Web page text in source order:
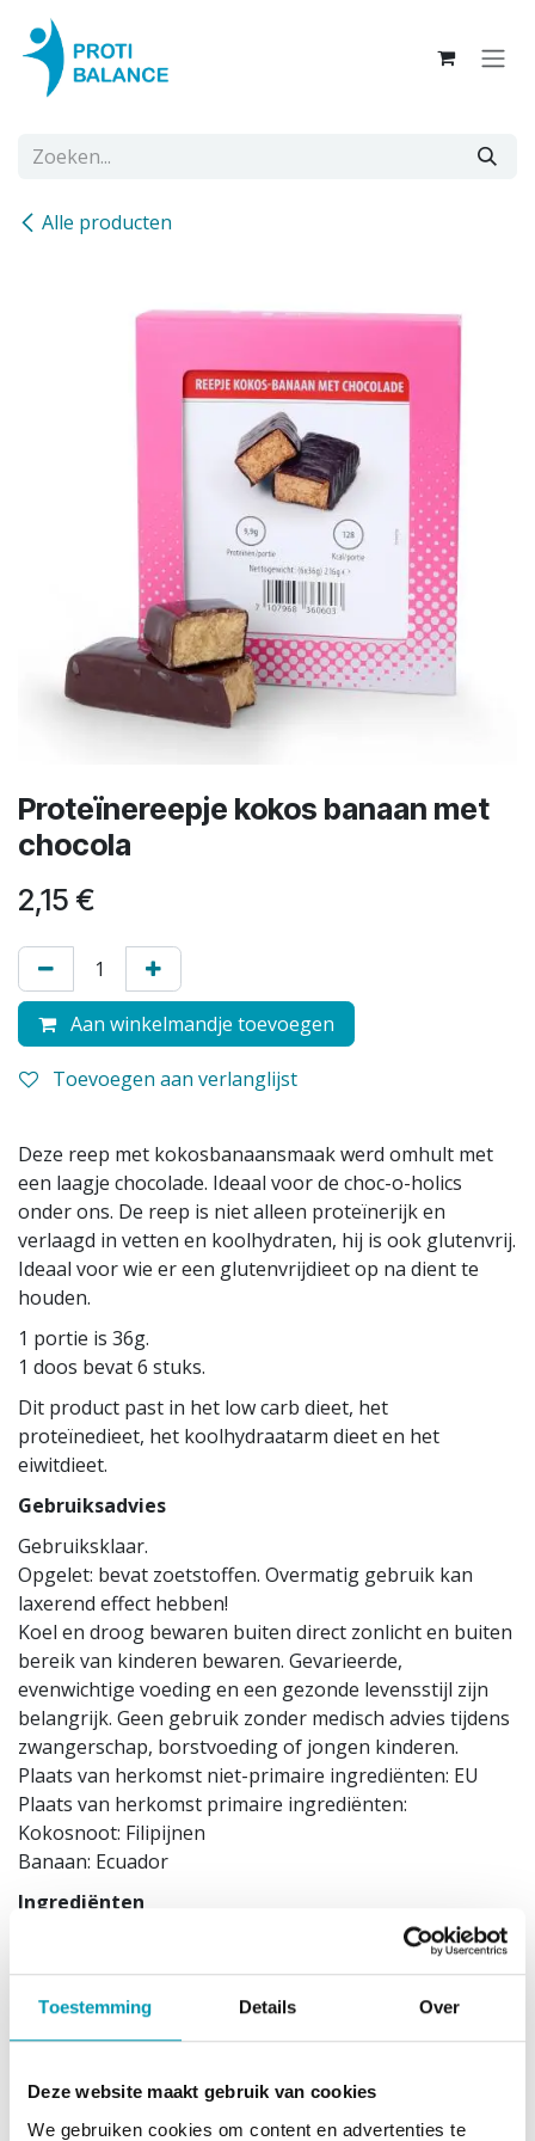
Toestemming Details Over
Deze website maakt gebruik van cookies
We gebruiken cookies om content en advertenties te
Overslaan naar inhoud
Alle producten
Proteïnereepje kokos banaan met
chocola
2,15 €
Aan winkelmandje toevoegen
Toevoegen aan verlanglijst
Deze reep met kokosbanaansmaak werd omhult met
een laagje chocolade. Ideaal voor de choc-o-holics
onder ons. De reep is niet alleen proteïnerijk en
verlaagd in vetten en koolhydraten, hij is ook glutenvrij.
Ideaal voor wie er een glutenvrijdieet op na dient te
houden.
1 portie is 36g.
1 doos bevat 6 stuks.
Dit product past in het low carb dieet, het
proteïnedieet, het koolhydraatarm dieet en het
eiwitdieet.
Gebruiksadvies
Gebruiksklaar.
Opgelet: bevat zoetstoffen. Overmatig gebruik kan
laxerend effect hebben!
Koel en droog bewaren buiten direct zonlicht en buiten
bereik van kinderen bewaren. Gevarieerde,
evenwichtige voeding en een gezonde levensstijl zijn
belangrijk. Geen gebruik zonder medisch advies tijdens
zwangerschap, borstvoeding of jongen kinderen.
Plaats van herkomst niet-primaire ingrediënten: EU
Plaats van herkomst primaire ingrediënten:
Kokosnoot: Filipijnen
Banaan: Ecuador
Ingrediënten
eiwitten, omhulsel van chocolade gezoet met
maltitol (deeg van cacao (44,5%), zoetstof: maltitol,
cacaoboter, emulgator:
sojalecithine, natuurlijk vanille
kokosnoot 1% en banaan 0,2%, aroma's, zoetstof: